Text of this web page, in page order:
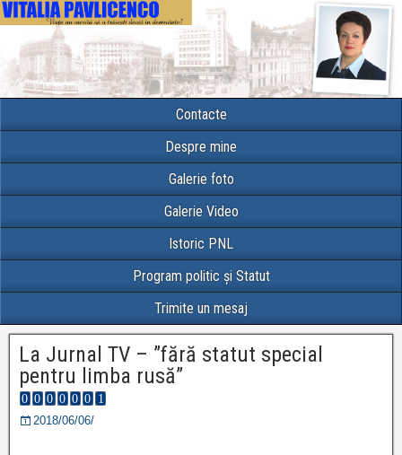
Contacte
Despre mine
Galerie foto
Galerie Video
Istoric PNL
Program politic și Statut
Trimite un mesaj
La Jurnal TV – ”fără statut special
pentru limba rusă”
2018/06/06/